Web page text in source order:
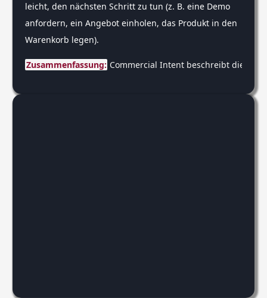
leicht, den nächsten Schritt zu tun (z. B. eine Demo
anfordern, ein Angebot einholen, das Produkt in den
Warenkorb legen).
Zusammenfassung: Commercial Intent beschreibt die